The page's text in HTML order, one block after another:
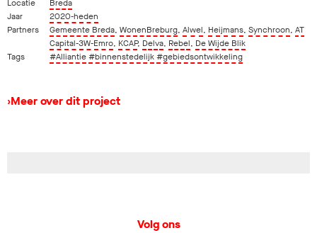
Locatie
Breda
Jaar
2020-heden
Partners
Gemeente Breda, WonenBreburg, Alwel, Heijmans, Synchroon, AT
Capital-3W-Emro, KCAP, Delva, Rebel, De Wijde Blik
Tags
#Alliantie#binnenstedelijk#gebiedsontwikkeling
›Meer over dit project
Volg ons